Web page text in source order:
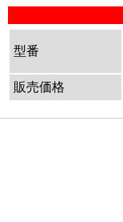
型番
販売価格